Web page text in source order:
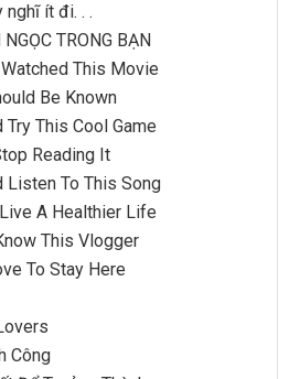
nghĩ ít đi. . .
TRONG BẠN
This Movie
Be Known
Try This Cool Game
Reading It
Listen To This Song
A Healthier Life
This Vlogger
To Stay Here
Công